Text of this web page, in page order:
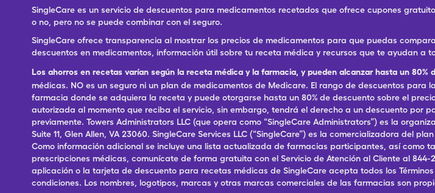
SingleCare es un servicio de descuentos para medicamentos recetados que ofrece cupones
o no, pero no se puede combinar con el seguro.
SingleCare ofrece transparencia al mostrar los precios de medicamentos para que puedas
descuentos en medicamentos, información útil sobre tu receta médica y recursos que te ayudan a
Los ahorros en recetas varían según la receta médica y la farmacia, y pueden alcanzar hasta un 80%
médicas. NO es un seguro ni un plan de medicamentos de Medicare. El rango de descuentos
farmacia donde se adquiera la receta y puede otorgarse hasta un 80% de descuento sobre el
autorizada al momento que reciba el servicio, sin embargo, tendrá el derecho a un descuento por
previamente. Towers Administrators LLC (que opera como “SingleCare Administrators”) es la
Suite 11, Glen Allen, VA 23060. SingleCare Services LLC (“SingleCare”) es la comercializadora del
Como información adicional se incluye una lista actualizada de farmacias participantes, así
prescripciones médicas, comunícate de forma gratuita con el Servicio de Atención al Cliente al
aplicación o la tarjeta de descuento para recetas médicas de SingleCare acepta todos los
condiciones. Los nombres, logotipos, marcas y otras marcas comerciales de las farmacias son